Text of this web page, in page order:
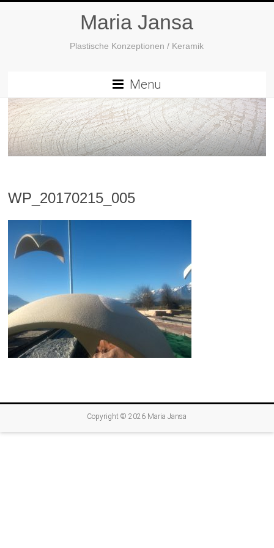
Maria Jansa
Plastische Konzeptionen / Keramik
Menu
WP_20170215_005
Copyright © 2026 Maria Jansa